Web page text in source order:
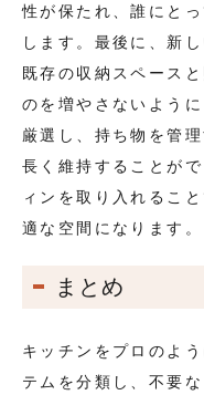
性が保たれ、誰にと
します。最後に、新
既存の収納スペース
のを増やさないよう
厳選し、持ち物を管
長く維持することが
ィンを取り入れるこ
適な空間になります。
まとめ
キッチンをプロのよ
テムを分類し、不要